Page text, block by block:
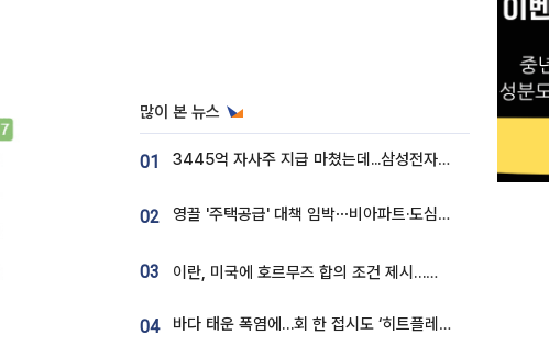
많이 본 뉴스
01 3445억 자사주 지급 마쳤는데...삼성전자 DX노조, 뒤늦은 '떼쓰기 집회'
02 영끌 '주택공급' 대책 임박⋯비아파트·도심복합까지 총동원
03 이란, 미국에 호르무즈 합의 조건 제시…美 “경기 아직 안 끝나” [종합]
04 바다 태운 폭염에…회 한 접시도 ‘히트플레이션’